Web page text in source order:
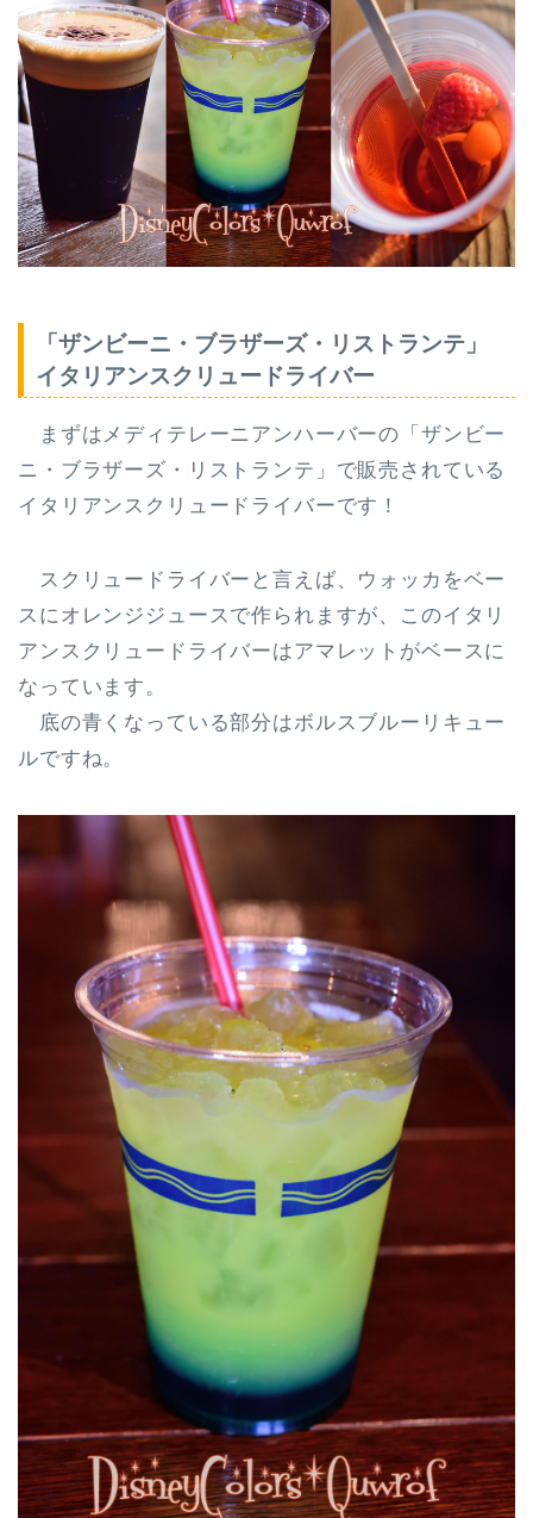
「ザンビーニ・ブラザーズ・リストランテ」
イタリアンスクリュードライバー
まずはメディテレーニアンハーバーの「ザンビー
ニ・ブラザーズ・リストランテ」で販売されている
イタリアンスクリュードライバーです！
スクリュードライバーと言えば、ウォッカをベー
スにオレンジジュースで作られますが、このイタリ
アンスクリュードライバーはアマレットがベースに
なっています。
底の青くなっている部分はボルスブルーリキュー
ルですね。